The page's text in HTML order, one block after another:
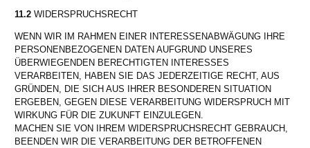
11.2 WIDERSPRUCHSRECHT
WENN WIR IM RAHMEN EINER INTERESSENABWÄGUNG IHRE
PERSONENBEZOGENEN DATEN AUFGRUND UNSERES
ÜBERWIEGENDEN BERECHTIGTEN INTERESSES
VERARBEITEN, HABEN SIE DAS JEDERZEITIGE RECHT, AUS
GRÜNDEN, DIE SICH AUS IHRER BESONDEREN SITUATION
ERGEBEN, GEGEN DIESE VERARBEITUNG WIDERSPRUCH MIT
WIRKUNG FÜR DIE ZUKUNFT EINZULEGEN.
MACHEN SIE VON IHREM WIDERSPRUCHSRECHT GEBRAUCH,
BEENDEN WIR DIE VERARBEITUNG DER BETROFFENEN